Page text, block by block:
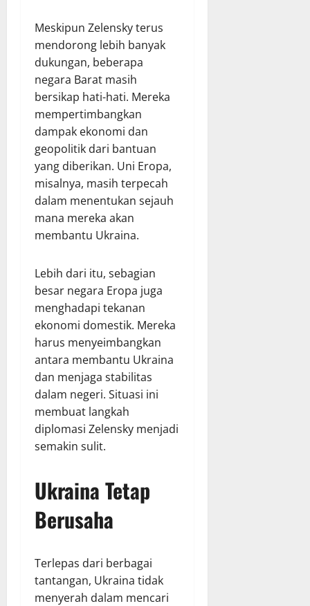
Meskipun Zelensky terus
mendorong lebih banyak
dukungan, beberapa
negara Barat masih
bersikap hati-hati. Mereka
mempertimbangkan
dampak ekonomi dan
geopolitik dari bantuan
yang diberikan. Uni Eropa,
misalnya, masih terpecah
dalam menentukan sejauh
mana mereka akan
membantu Ukraina.
Lebih dari itu, sebagian
besar negara Eropa juga
menghadapi tekanan
ekonomi domestik. Mereka
harus menyeimbangkan
antara membantu Ukraina
dan menjaga stabilitas
dalam negeri. Situasi ini
membuat langkah
diplomasi Zelensky menjadi
semakin sulit.
Ukraina Tetap
Berusaha
Terlepas dari berbagai
tantangan, Ukraina tidak
menyerah dalam mencari